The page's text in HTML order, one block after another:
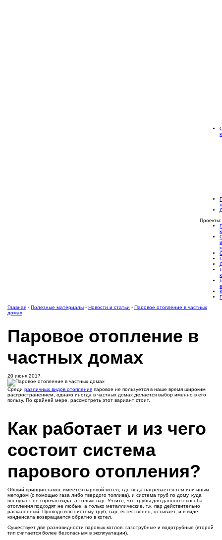
Проекты:
Главная - Полезные материалы - Новости и статьи - Паровое отопление в частных
домах
Паровое отопление в
частных домах
20 июня 2017
Среди различных видов отопления паровое не пользуется в наше время широким
распространением, однако иногда в частных домах делается выбор именно в его
пользу. По крайней мере, рассмотреть этот вариант стоит.
Как работает и из чего
состоит система
парового отопления?
Общий принцип таков: имеется паровой котел, где вода нагревается тем или иным
методом (с помощью газа либо твердого топлива), и система труб по дому, куда
поступает не горячая вода, а только пар. Учтите, что трубы для данного способа
отопления подходят не любые, а только металлические, т.к. пар действительно
раскаленный. Проходя всю систему труб, пар, естественно, остывает, и в виде
конденсата возвращается обратно в котел.
Существует две разновидности паровых котлов: газотрубные и водотрубные (второй
тип считается более безопасным в эксплуатации).